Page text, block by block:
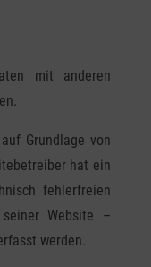
mit anderen
Grundlage von
hat ein
fehlerfreien
Website –
werden.